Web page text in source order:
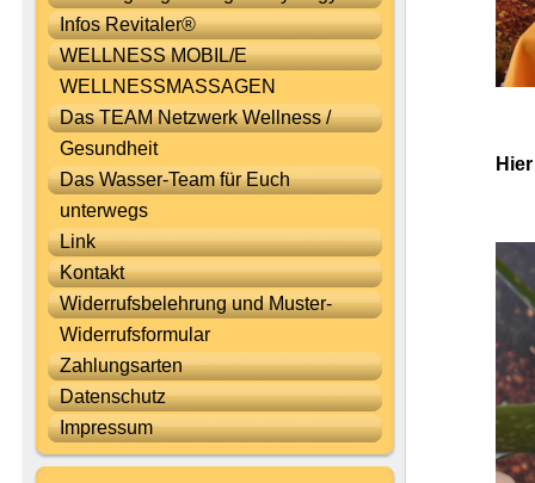
Infos Revitaler®
WELLNESS MOBIL/E
WELLNESSMASSAGEN
Das TEAM Netzwerk Wellness /
Gesundheit
Das Wasser-Team für Euch
unterwegs
Link
Kontakt
Widerrufsbelehrung und Muster-
Widerrufsformular
Zahlungsarten
Datenschutz
Impressum